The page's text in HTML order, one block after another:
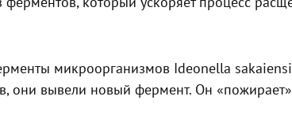
микроорганизмов Ideonella
они вывели новый фермент. Он